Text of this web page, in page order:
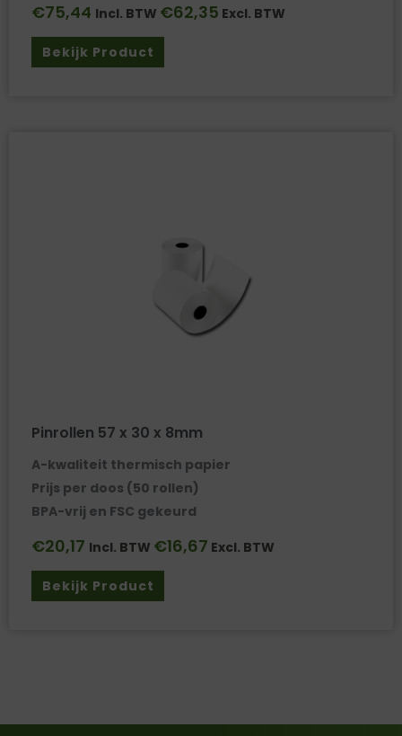
€75,44 Incl. BTW €62,35 Excl. BTW
Bekijk Product
Pinrollen 57 x 30 x 8mm
A-kwaliteit thermisch papier
Prijs per doos (50 rollen)
BPA-vrij en FSC gekeurd
€20,17 Incl. BTW €16,67 Excl. BTW
Bekijk Product